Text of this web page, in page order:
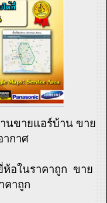
นขายแอร์บ้าน ขาย
ากาศ
อในราคาถูก ขาย
คาถูก